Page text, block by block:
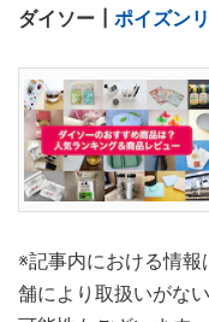
ダイソー┃ ポイズン
※記事内における情
舗により取扱いがな